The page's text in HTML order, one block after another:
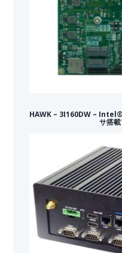
HAWK – 3I160DW –
サ搭